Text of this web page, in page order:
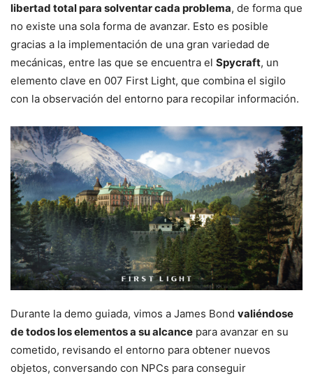
libertad total para solventar cada problema, de forma que
no existe una sola forma de avanzar. Esto es posible
gracias a la implementación de una gran variedad de
mecánicas, entre las que se encuentra el Spycraft, un
elemento clave en 007 First Light, que combina el sigilo
con la observación del entorno para recopilar información.
Durante la demo guiada, vimos a James Bond valiéndose
de todos los elementos a su alcance para avanzar en su
cometido, revisando el entorno para obtener nuevos
objetos, conversando con NPCs para conseguir